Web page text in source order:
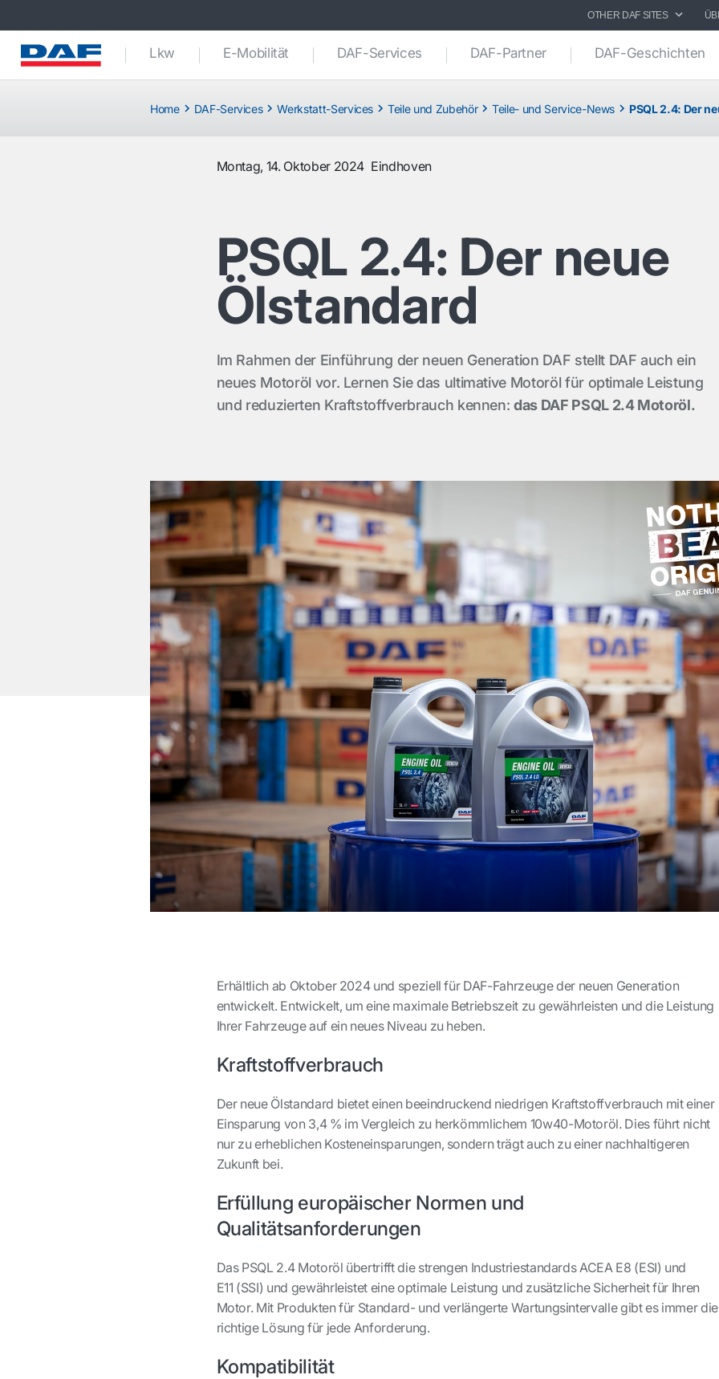
OTHER DAF SITES
Lkw E-Mobilität DAF-Services DAF-Partner DAF-Geschichten
Home DAF-Services Werkstatt-Services Teile und Zubehör Teile- und Service-News PSQL 2.4: Der
Montag, 14. Oktober 2024 Eindhoven
PSQL 2.4: Der neue
Ölstandard
Im Rahmen der Einführung der neuen Generation DAF stellt DAF auch ein
neues Motoröl vor. Lernen Sie das ultimative Motoröl für optimale Leistung
und reduzierten Kraftstoffverbrauch kennen:das DAF PSQL 2.4 Motoröl.
Erhältlich ab Oktober 2024 und speziell für DAF-Fahrzeuge der neuen Generation
entwickelt. Entwickelt, um eine maximale Betriebszeit zu gewährleisten und die Leistung
Ihrer Fahrzeuge auf ein neues Niveau zu heben.
Kraftstoffverbrauch
Der neue Ölstandard bietet einen beeindruckend niedrigen Kraftstoffverbrauch mit einer
Einsparung von 3,4 % im Vergleich zu herkömmlichem 10w40-Motoröl. Dies führt nicht
nur zu erheblichen Kosteneinsparungen, sondern trägt auch zu einer nachhaltigeren
Zukunft bei.
Erfüllung europäischer Normen und
Qualitätsanforderungen
Das PSQL 2.4 Motoröl übertrifft die strengen Industriestandards ACEA E8 (ESI) und
E11 (SSI) und gewährleistet eine optimale Leistung und zusätzliche Sicherheit für Ihren
Motor. Mit Produkten für Standard- und verlängerte Wartungsintervalle gibt es immer die
richtige Lösung für jede Anforderung.
Kompatibilität